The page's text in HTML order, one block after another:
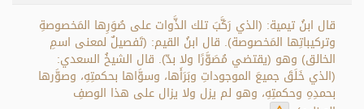
قال ابنُ تيمية: (الذي رَكَّبَ تلك الذَّوات على صُوَرِها المَخصوصةِ
وتركيباتِها المَخصوصة). قال ابنُ القيم: (تَفصيلٌ لمعنى اسمِ
الخالق) وهو (يقتضي مُصَوَّرًا ولا بدّ). قال الشيخُ السعدي:
(الذي خَلَقَ جميعَ الموجوداتِ وبَرَأَها، وسوَّاها بحكمتِهِ، وصوَّرها
بحمدِهِ وحكمتِهِ، وهو لم يزل ولا يزال على هذا الوصفِ